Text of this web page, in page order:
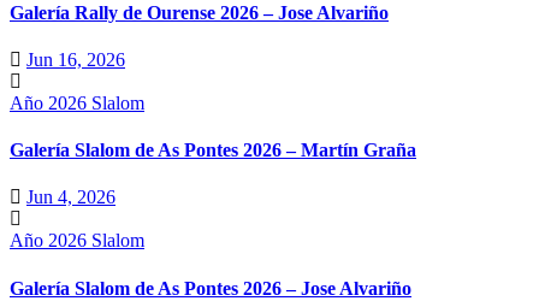
Galería Rally de Ourense 2026 – Jose Alvariño
Jun 16, 2026
Año 2026 Slalom
Galería Slalom de As Pontes 2026 – Martín Graña
Jun 4, 2026
Año 2026 Slalom
Galería Slalom de As Pontes 2026 – Jose Alvariño